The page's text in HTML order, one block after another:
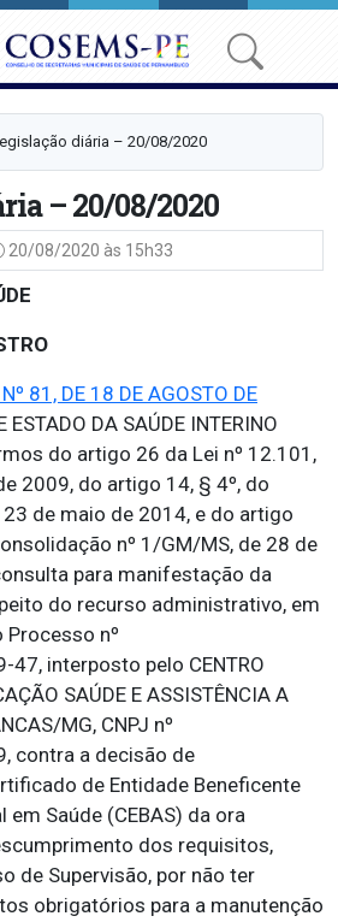
diária – 20/08/2020
– 20/08/2020
20/08/2020 às 15h33
81, DE 18 DE AGOSTO DE
ESTADO DA SAÚDE INTERINO
do artigo 26 da Lei nº 12.101,
2009, do artigo 14, § 4º, do
de maio de 2014, e do artigo
nº 1/GM/MS, de 28 de
para manifestação da
do recurso administrativo, em
nº
interposto pelo CENTRO
SAÚDE E ASSISTÊNCIA A
MG, CNPJ nº
contra a decisão de
de Entidade Beneficente
Saúde (CEBAS) da ora
dos requisitos,
de Supervisão, por não ter
obrigatórios para a manutenção